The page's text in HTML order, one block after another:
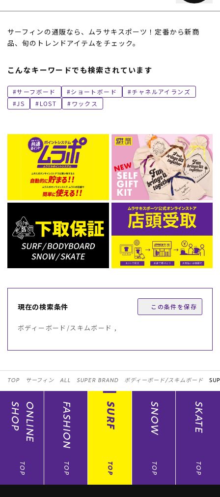
中古/アウトレット スノ
店舗一覧
ニュース
ムラサキスポーツ 公式アプリ
ポイント・クーポンもこのアプリで！
サーフィンの通販なら、ムラサキスポーツ！定番から新商
品、旬のトレンドアイテムをチェック。
こんなキーワードでも検索されています
サーフボード ショートボード
チャネルアイランズ
JS
LOST ワックス
現在の検索条件 この条件を保存
ボディーボード/スキムボード ,
TOP サーフィン ALL SUPER BRAND ボディーボード/スキムボード
ONLINE
SHOP
TOP
FASHION
TOP
SURF
TOP
SNOW
TOP
SKATE
TOP